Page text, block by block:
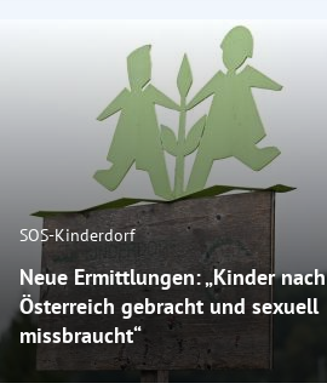
SOS-Kinderdorf
Neue Ermittlungen: „Kinder nach
Österreich gebracht und sexuell
missbraucht“